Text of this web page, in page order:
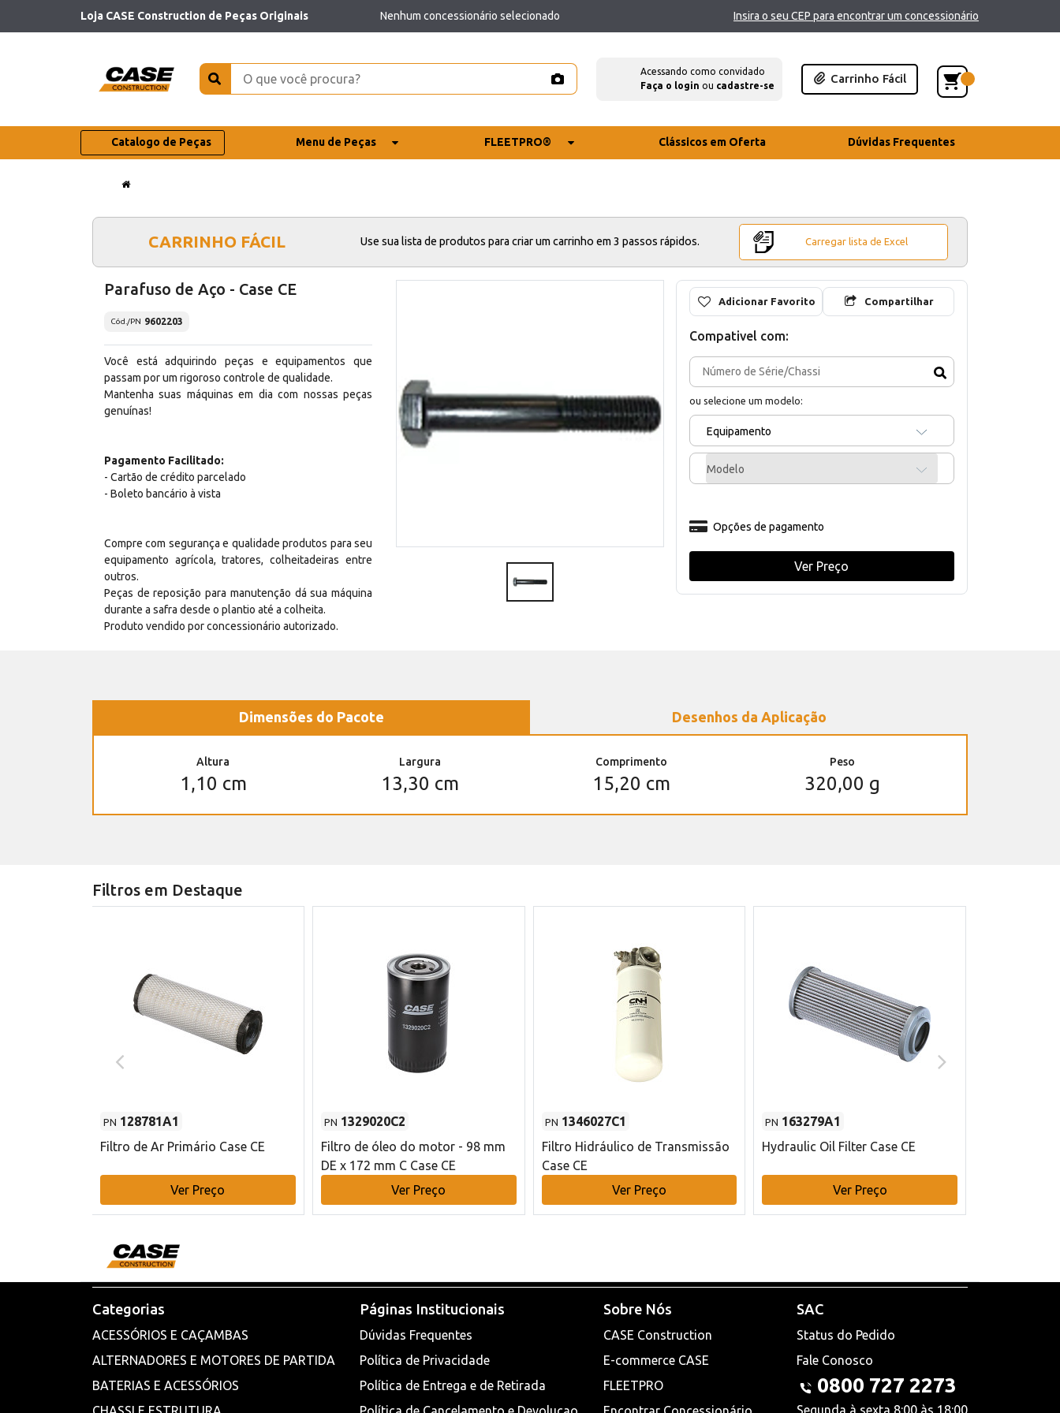
Loja CASE Construction de Peças Originais Nenhum concessionário selecionado Insira o seu CEP para encontrar um concessionário
Acessando como convidado
Faça o login ou cadastre-se
Carrinho Fácil
Catalogo de Peças Menu de Peças FLEETPRO® Clássicos em Oferta Dúvidas Frequentes
CARRINHO FÁCIL Use sua lista de produtos para criar um carrinho em 3 passos rápidos. Carregar lista de Excel
Parafuso de Aço - Case CE
Cód./PN 9602203
Você está adquirindo peças e equipamentos que
passam por um rigoroso controle de qualidade.
Mantenha suas máquinas em dia com nossas peças
genuínas!
Pagamento Facilitado:
- Cartão de crédito parcelado
- Boleto bancário à vista
Compre com segurança e qualidade produtos para seu
equipamento agrícola, tratores, colheitadeiras entre
outros.
Peças de reposição para manutenção dá sua máquina
durante a safra desde o plantio até a colheita.
Produto vendido por concessionário autorizado.
Adicionar Favorito Compartilhar
Compativel com:
ou selecione um modelo:
Equipamento
Modelo
Opções de pagamento
Ver Preço
Dimensões do Pacote Desenhos da Aplicação
Altura
1,10 cm
Largura
13,30 cm
Comprimento
15,20 cm
Peso
320,00 g
Filtros em Destaque
PN 128781A1
Filtro de Ar Primário Case CE
Ver Preço
PN 1329020C2
Filtro de óleo do motor - 98 mm
DE x 172 mm C Case CE
Ver Preço
PN 1346027C1
Filtro Hidráulico de Transmissão
Case CE
Ver Preço
PN 163279A1
Hydraulic Oil Filter Case CE
Ver Preço
Categorias
ACESSÓRIOS E CAÇAMBAS
ALTERNADORES E MOTORES DE PARTIDA
BATERIAS E ACESSÓRIOS
Páginas Institucionais
Dúvidas Frequentes
Política de Privacidade
Política de Entrega e de Retirada
Sobre Nós
CASE Construction
E-commerce CASE
FLEETPRO
SAC
Status do Pedido
Fale Conosco
0800 727 2273
Segunda à sexta 8:00 às 18:00